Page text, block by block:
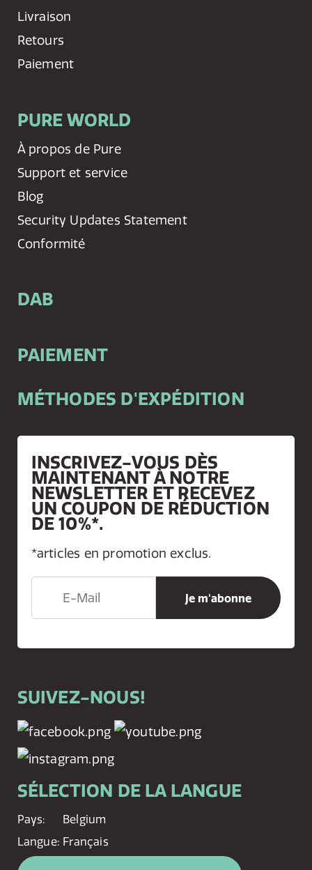
Livraison
Retours
Paiement
PURE WORLD
À propos de Pure
Support et service
Blog
Security Updates Statement
Conformité
DAB
PAIEMENT
MÉTHODES D'EXPÉDITION
INSCRIVEZ-VOUS DÈS
MAINTENANT À NOTRE
NEWSLETTER ET RECEVEZ
UN COUPON DE RÉDUCTION
DE 10%*.
*articles en promotion exclus.
SUIVEZ-NOUS!
SÉLECTION DE LA LANGUE
Pays:
Belgium
Langue: Français